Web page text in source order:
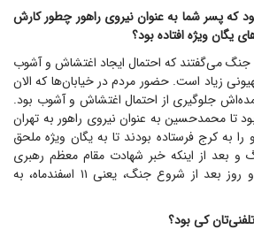
که پسر شما به عنوان نیروی راهور چطور کارش
یگان ویژه افتاده بود؟
جنگ می‌گفتند که احتمال ایجاد اغتشاش و آشوب
زیاد است. حضور مردم در خیابان‌ها که الان
جلوگیری از احتمال اغتشاش و آشوب بود.
محمد‌حسین به عنوان نیروی راهور به تهران
را به کرج فرستاده بودند تا به یگان ویژه ملحق
و بعد از اینکه خبر شهادت مقام معظم رهبری
آمد، پسرم رفت کرج و دو روز بعد از شروع جنگ، یعنی ۱۱ اسفندماه، به
کی بود؟